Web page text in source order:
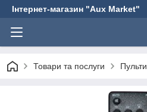
Інтернет-магазин "Aux Market"
Товари та послуги Пульти